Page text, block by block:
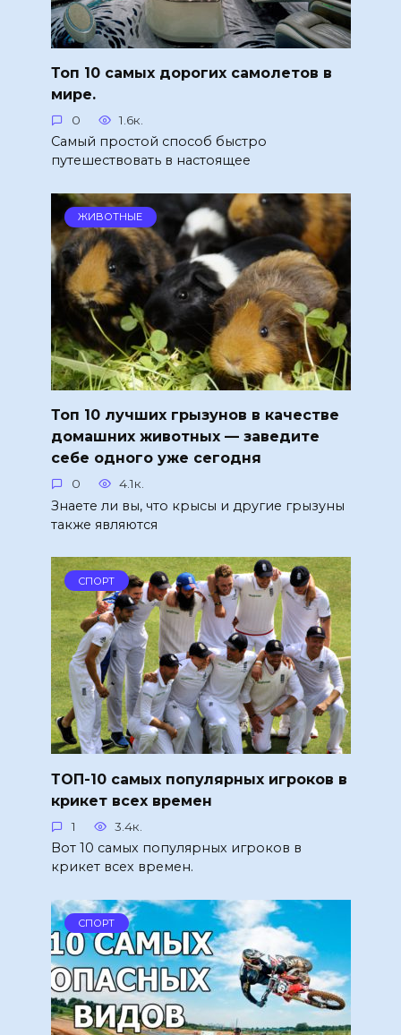
Топ 10 самых дорогих самолетов в
мире.
0 1.6к.
Самый простой способ быстро
путешествовать в настоящее
ЖИВОТНЫЕ
Топ 10 лучших грызунов в качестве
домашних животных — заведите
себе одного уже сегодня
0 4.1к.
Знаете ли вы, что крысы и другие грызуны
также являются
СПОРТ
ТОП-10 самых популярных игроков в
крикет всех времен
1 3.4к.
Вот 10 самых популярных игроков в
крикет всех времен.
СПОРТ